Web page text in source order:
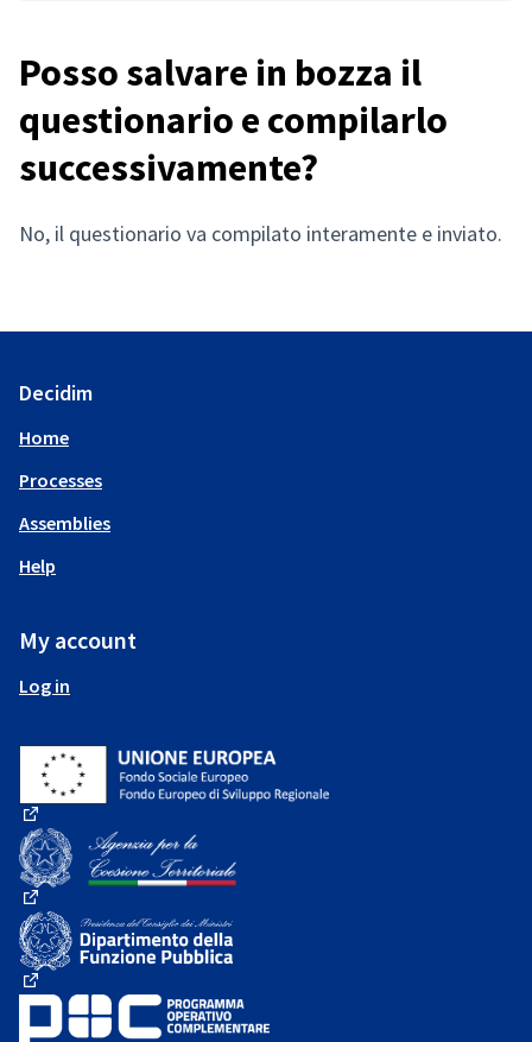
Posso salvare in bozza il
questionario e compilarlo
successivamente?
No, il questionario va compilato interamente e inviato.
Decidim
Home
Processes
Assemblies
Help
My account
Log in
(External link)
(External link)
(External link)